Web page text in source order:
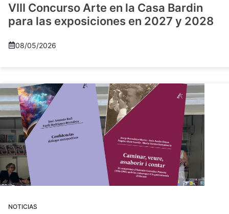
VIII Concurso Arte en la Casa Bardin
para las exposiciones en 2027 y 2028
08/05/2026
NOTICIAS